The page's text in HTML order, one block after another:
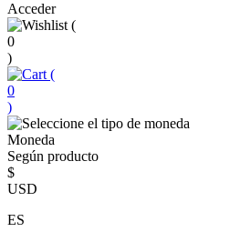
Acceder
(
0
)
(
0
)
Moneda
Según producto
$
USD
ES